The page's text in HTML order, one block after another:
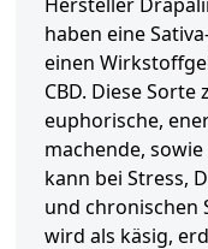
haben eine
einen
CBD. Diese
euphorische,
machende,
kann bei Stress,
und chronischen
wird als käsig,